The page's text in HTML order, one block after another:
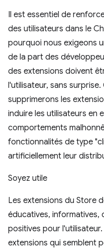
Il est essentiel de
des utilisateurs dans le
pourquoi nous exigeons
de la part des
des extensions doivent
l'utilisateur, sans
supprimerons les
induire les utilisateurs en
comportements
fonctionnalités de type
artificiellement leur
Soyez utile
Les extensions du Store
éducatives, informatives,
positives pour
extensions qui semblent